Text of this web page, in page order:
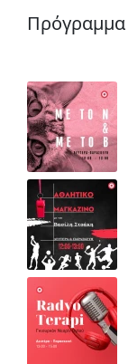
Πρόγραμμα